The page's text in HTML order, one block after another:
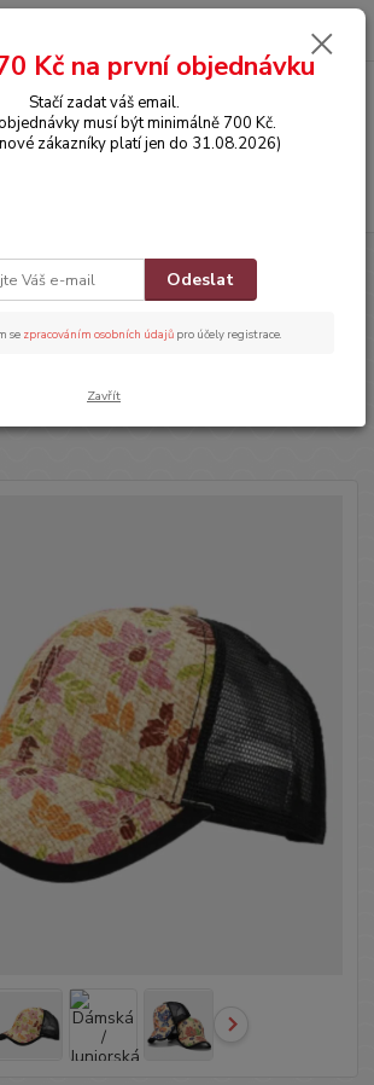
0,00 Kč
Dámská / Juniorská kšiltovka se slaměným efektem -
kšiltovka se
Kč na první objednávku
Stačí zadat váš email.
musí být minimálně 700 Kč.
zákazníky platí jen do 31.08.2026)
Odeslat
se zpracováním osobních údajů pro účely registrace.
Zavřít